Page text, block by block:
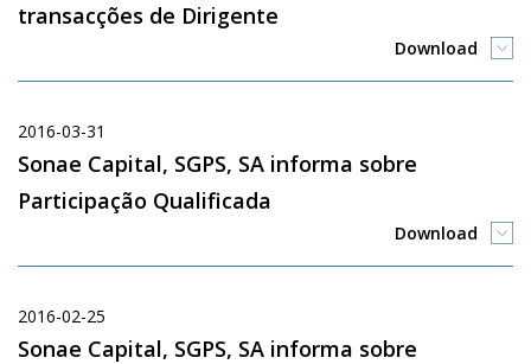
transacções de Dirigente
Download
2016-03-31
Sonae Capital, SGPS, SA informa sobre
Participação Qualificada
Download
2016-02-25
Sonae Capital, SGPS, SA informa sobre